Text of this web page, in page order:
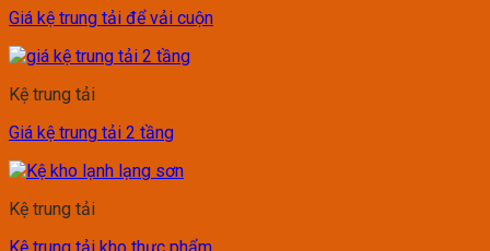
Giá kệ trung tải để vải cuộn
Kệ trung tải
Giá kệ trung tải 2 tầng
Kệ trung tải